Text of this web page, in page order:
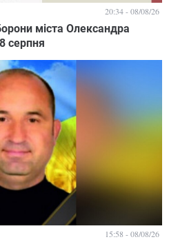
міста Олександра
серпня
20:34 - 08/08/26
15:58 - 08/08/26